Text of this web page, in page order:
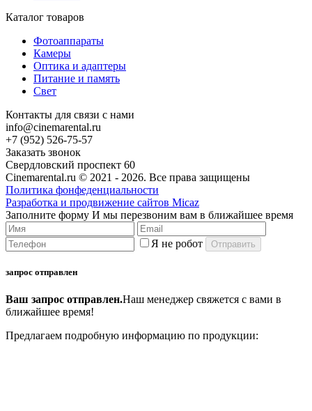
Каталог товаров
Фотоаппараты
Камеры
Оптика и адаптеры
Питание и память
Свет
Контакты для связи с нами
info@cinemarental.ru
+7 (952) 526-75-57
Заказать звонок
Свердловский проспект 60
Cinemarental.ru © 2021 - 2026. Все права защищены
Политика фонфеденциальности
Разработка и продвижение сайтов Micaz
Заполните форму И мы перезвоним вам в ближайшее время
Я не робот
запрос отправлен
Ваш запрос отправлен.Наш менеджер свяжется с вами в
ближайшее время!
Предлагаем подробную информацию по продукции: